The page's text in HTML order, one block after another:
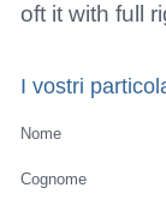
oft it with full
I vostri
Nome
Cognome